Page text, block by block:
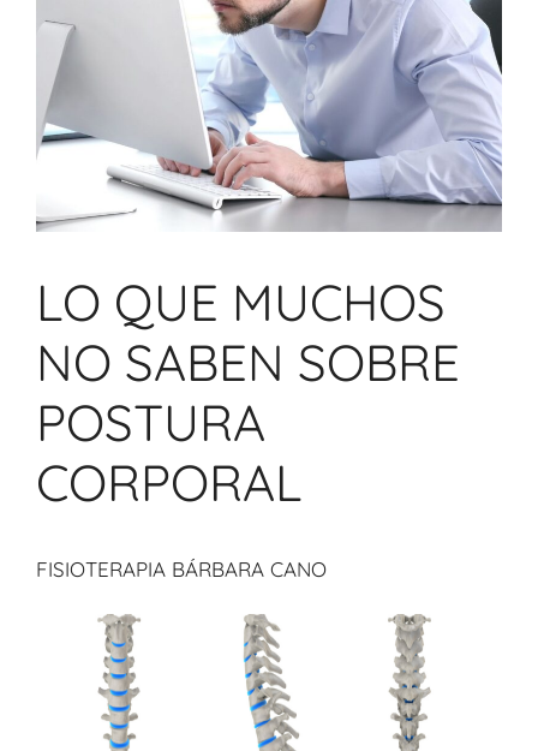
LO QUE MUCHOS
NO SABEN SOBRE
POSTURA
CORPORAL
FISIOTERAPIA BÁRBARA CANO